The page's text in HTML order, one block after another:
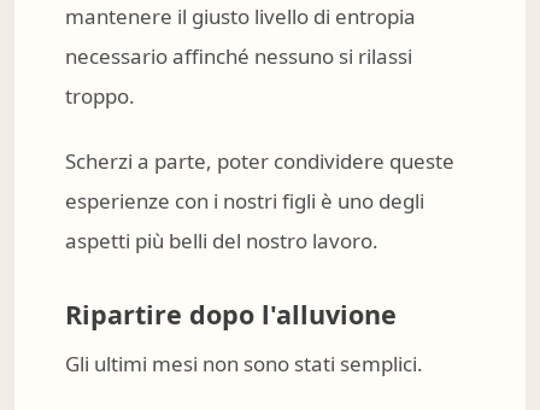
mantenere il giusto livello di entropia
necessario affinché nessuno si rilassi
troppo.
Scherzi a parte, poter condividere queste
esperienze con i nostri figli è uno degli
aspetti più belli del nostro lavoro.
Ripartire dopo l'alluvione
Gli ultimi mesi non sono stati semplici.